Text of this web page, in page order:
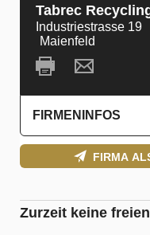
Tabrec
Industriestrasse 19
Maienfeld
FIRMENINFOS
FIRMA
Zurzeit keine